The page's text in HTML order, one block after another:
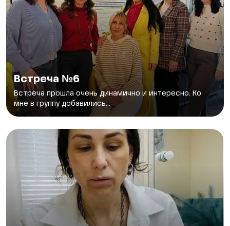
Встреча №6
Встреча прошла очень динамично и интересно. Ко
мне в группу добавились...